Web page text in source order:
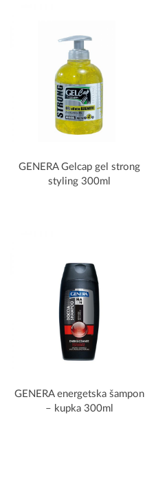
GENERA Gelcap gel strong
styling 300ml
GENERA energetska šampon
– kupka 300ml